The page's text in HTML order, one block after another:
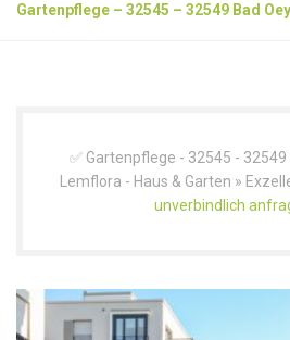
Gartenpflege – 32545 – 32549 Bad
✅ Gartenpflege - 32545 -
Lemflora - Haus & Garten »
unverbindlich